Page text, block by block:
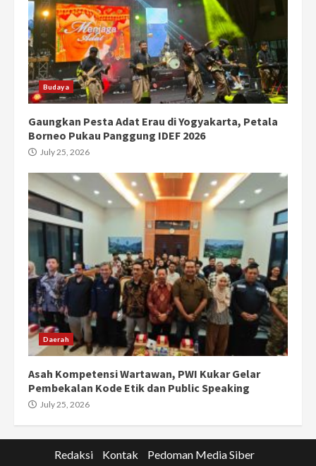
Budaya
Gaungkan Pesta Adat Erau di Yogyakarta, Petala
Borneo Pukau Panggung IDEF 2026
July 25, 2026
Daerah
Asah Kompetensi Wartawan, PWI Kukar Gelar
Pembekalan Kode Etik dan Public Speaking
July 25, 2026
Redaksi Kontak Pedoman Media Siber